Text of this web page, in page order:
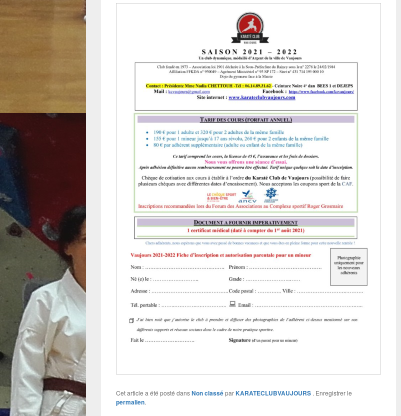
Cet article a été posté dansNon classéparKARATECLUBVAUJOURS . Enregistrer le
permalien.